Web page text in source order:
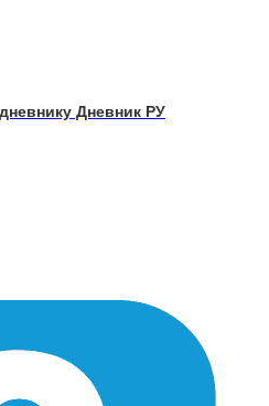
Дневник РУ